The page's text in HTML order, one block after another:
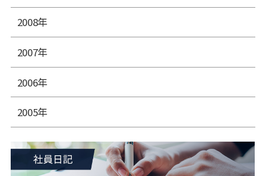
2008年
2007年
2006年
2005年